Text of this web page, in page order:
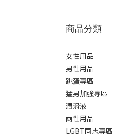
商品分類
女性用品
男性用品
跳蛋專區
猛男加強專區
潤滑液
兩性用品
LGBT同志專區